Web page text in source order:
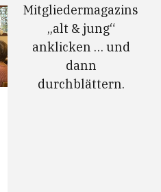
Mitgliedermagazins
„alt & jung“
anklicken … und
dann
durchblättern.